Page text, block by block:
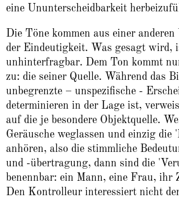
eine Ununterscheidbarkeit
Die Töne kommen aus einer
der Eindeutigkeit. Was gesagt wird,
unhinterfragbar. Dem Ton kommt
zu: die seiner Quelle. Während das
unbegrenzte – unspezifische -
determinieren in der Lage ist,
auf die je besondere Objektquelle.
Geräusche weglassen und einzig die
anhören, also die stimmliche
und -übertragung, dann sind die
benennbar: ein Mann, eine Frau, ihr
Den Kontrolleur interessiert nicht